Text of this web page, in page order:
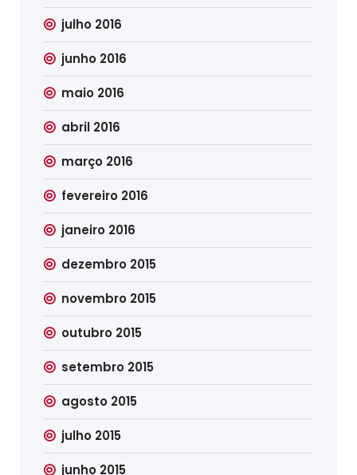
julho 2016
junho 2016
maio 2016
abril 2016
março 2016
fevereiro 2016
janeiro 2016
dezembro 2015
novembro 2015
outubro 2015
setembro 2015
agosto 2015
julho 2015
junho 2015